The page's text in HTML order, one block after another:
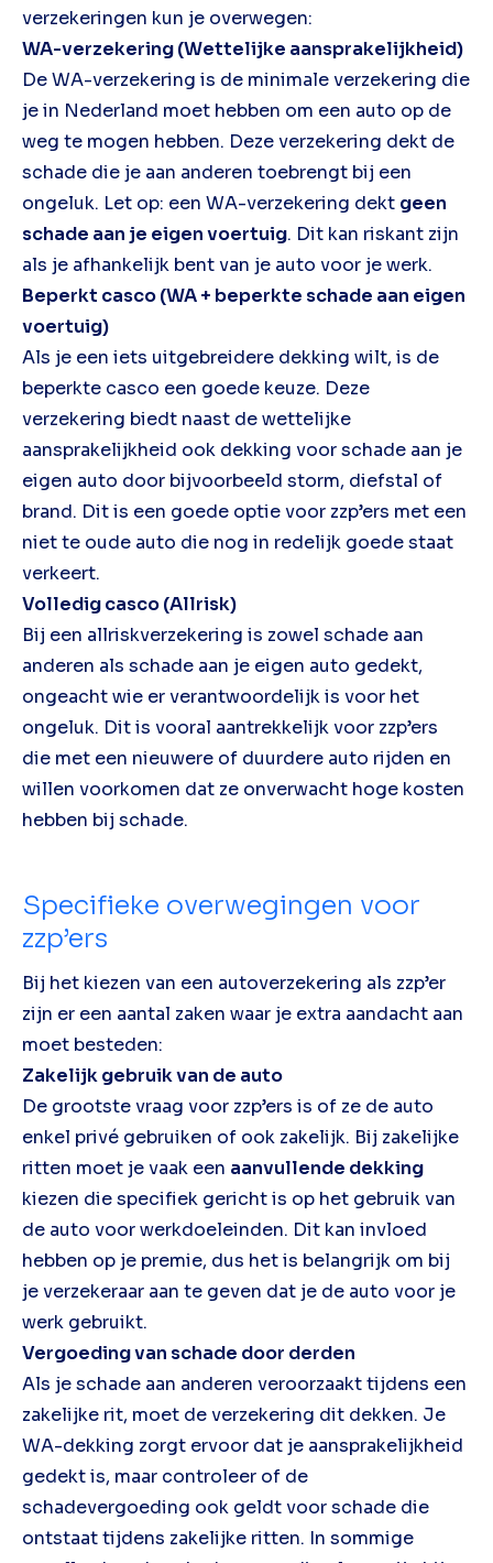
verzekeringen kun je overwegen:
WA-verzekering (Wettelijke aansprakelijkheid)
De WA-verzekering is de minimale verzekering die
je in Nederland moet hebben om een auto op de
weg te mogen hebben. Deze verzekering dekt de
schade die je aan anderen toebrengt bij een
ongeluk. Let op: een WA-verzekering dekt geen
schade aan je eigen voertuig. Dit kan riskant zijn
als je afhankelijk bent van je auto voor je werk.
Beperkt casco (WA + beperkte schade aan eigen
voertuig)
Als je een iets uitgebreidere dekking wilt, is de
beperkte casco een goede keuze. Deze
verzekering biedt naast de wettelijke
aansprakelijkheid ook dekking voor schade aan je
eigen auto door bijvoorbeeld storm, diefstal of
brand. Dit is een goede optie voor zzp’ers met een
niet te oude auto die nog in redelijk goede staat
verkeert.
Volledig casco (Allrisk)
Bij een allriskverzekering is zowel schade aan
anderen als schade aan je eigen auto gedekt,
ongeacht wie er verantwoordelijk is voor het
ongeluk. Dit is vooral aantrekkelijk voor zzp’ers
die met een nieuwere of duurdere auto rijden en
willen voorkomen dat ze onverwacht hoge kosten
hebben bij schade.
Specifieke overwegingen voor
zzp’ers
Bij het kiezen van een autoverzekering als zzp’er
zijn er een aantal zaken waar je extra aandacht aan
moet besteden:
Zakelijk gebruik van de auto
De grootste vraag voor zzp’ers is of ze de auto
enkel privé gebruiken of ook zakelijk. Bij zakelijke
ritten moet je vaak een aanvullende dekking
kiezen die specifiek gericht is op het gebruik van
de auto voor werkdoeleinden. Dit kan invloed
hebben op je premie, dus het is belangrijk om bij
je verzekeraar aan te geven dat je de auto voor je
werk gebruikt.
Vergoeding van schade door derden
Als je schade aan anderen veroorzaakt tijdens een
zakelijke rit, moet de verzekering dit dekken. Je
WA-dekking zorgt ervoor dat je aansprakelijkheid
gedekt is, maar controleer of de
schadevergoeding ook geldt voor schade die
ontstaat tijdens zakelijke ritten. In sommige